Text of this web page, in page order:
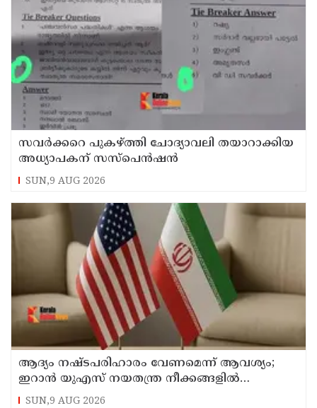
സവര്‍ക്കറെ പുകഴ്ത്തി ചോദ്യാവലി തയാറാക്കിയ
അധ്യാപകന് സസ്‌പെന്‍ഷന്‍
SUN,9 AUG 2026
ആദ്യം നഷ്ടപരിഹാരം വേണമെന്ന് ആവശ്യം;
ഇറാന്‍ യുഎസ് നയതന്ത്ര നീക്കങ്ങളില്‍
അനിശ്ചിതത്വം
SUN,9 AUG 2026